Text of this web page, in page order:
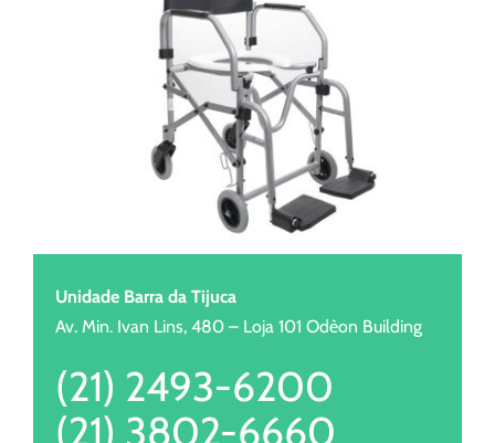
Unidade Barra da Tijuca
Av. Min. Ivan Lins, 480 – Loja 101 Odèon Building
(21) 2493-6200
(21) 3802-6660